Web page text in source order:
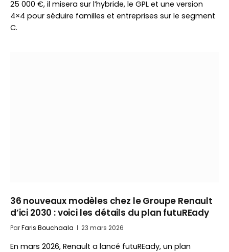
25 000 €, il misera sur l’hybride, le GPL et une version
4×4 pour séduire familles et entreprises sur le segment
C.
36 nouveaux modèles chez le Groupe Renault
d’ici 2030 : voici les détails du plan futuREady
ParFaris Bouchaala 23 mars 2026
En mars 2026, Renault a lancé futuREady, un plan